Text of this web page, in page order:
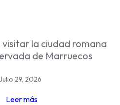
visitar la ciudad romana
de Marruecos
Julio 29, 2026
Leer más